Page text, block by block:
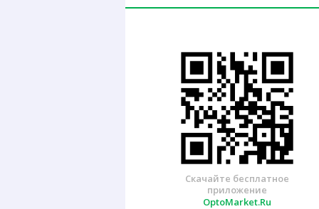
Скачайте бесплатное
приложение
OptoMarket.Ru